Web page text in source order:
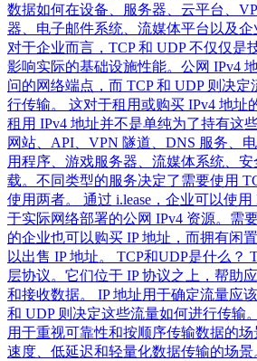
数据如何在设备、服务器、云平台、
器、电子邮件系统、流媒体平台以及企
对于企业而言，TCP 和 UDP 不仅仅是
影响实际的基础设施性能。公网 IPv4
问的网络端点，而 TCP 和 UDP 则决
行传输。 这对于租用或购买 IPv4 地址
租用 IPv4 地址并不是单纯为了持有这
网站、API、VPN 隧道、DNS 服务、
用程序、游戏服务器、流媒体系统、
载。不同类型的服务决定了需要使用
使用两者。 通过 i.lease，企业可以使
于实际网络部署的公网 IPv4 资源。需
的企业也可以购买 IP 地址，而拥有闲
以出售 IP 地址。 TCP和UDP是什么？
层协议。它们位于 IP 协议之上，帮助
和接收数据。 IP 地址用于确定流量应
和 UDP 则决定这些流量如何进行传输
用于重视可靠性和按顺序传输数据的
速度、低延迟和轻量化数据传输的场景